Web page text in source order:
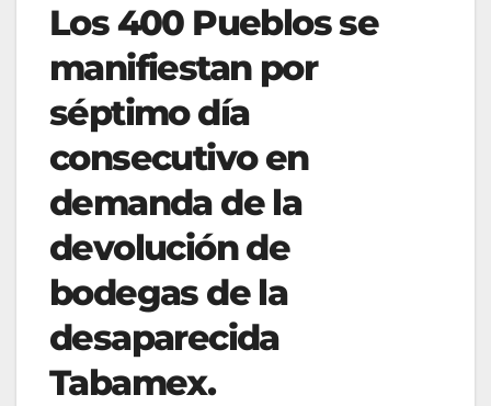
Los 400 Pueblos se
manifiestan por
séptimo día
consecutivo en
demanda de la
devolución de
bodegas de la
desaparecida
Tabamex.